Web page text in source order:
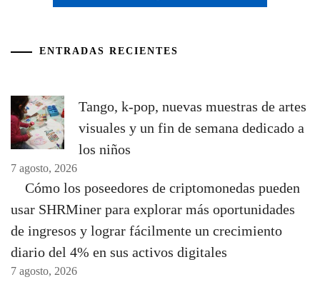
ENTRADAS RECIENTES
Tango, k-pop, nuevas muestras de artes
visuales y un fin de semana dedicado a
los niños
7 agosto, 2026
Cómo los poseedores de criptomonedas pueden
usar SHRMiner para explorar más oportunidades
de ingresos y lograr fácilmente un crecimiento
diario del 4% en sus activos digitales
7 agosto, 2026